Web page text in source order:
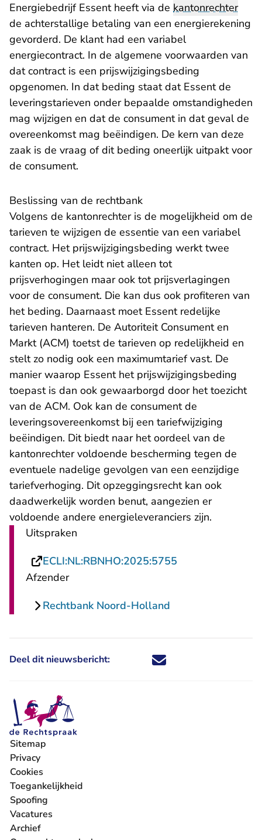
Energiebedrijf Essent heeft via de kantonrechter
de achterstallige betaling van een energierekening
gevorderd. De klant had een variabel
energiecontract. In de algemene voorwaarden van
dat contract is een prijswijzigingsbeding
opgenomen. In dat beding staat dat Essent de
leveringstarieven onder bepaalde omstandigheden
mag wijzigen en dat de consument in dat geval de
overeenkomst mag beëindigen. De kern van deze
zaak is de vraag of dit beding oneerlijk uitpakt voor
de consument.
Beslissing van de rechtbank
Volgens de kantonrechter is de mogelijkheid om de
tarieven te wijzigen de essentie van een variabel
contract. Het prijswijzigingsbeding werkt twee
kanten op. Het leidt niet alleen tot
prijsverhogingen maar ook tot prijsverlagingen
voor de consument. Die kan dus ook profiteren van
het beding. Daarnaast moet Essent redelijke
tarieven hanteren. De Autoriteit Consument en
Markt (ACM) toetst de tarieven op redelijkheid en
stelt zo nodig ook een maximumtarief vast. De
manier waarop Essent het prijswijzigingsbeding
toepast is dan ook gewaarborgd door het toezicht
van de ACM. Ook kan de consument de
leveringsovereenkomst bij een tariefwijziging
beëindigen. Dit biedt naar het oordeel van de
kantonrechter voldoende bescherming tegen de
eventuele nadelige gevolgen van een eenzijdige
tariefverhoging. Dit opzeggingsrecht kan ook
daadwerkelijk worden benut, aangezien er
voldoende andere energieleveranciers zijn.
Uitspraken
ECLI:NL:RBNHO:2025:5755
Afzender
Rechtbank Noord-Holland
Deel dit nieuwsbericht: Deel dit nieuwsbericht via X -
Deel dit nieuwsbericht via
Deel dit nieuwsbericht
Deel dit
Sitemap
Privacy
Cookies
Toegankelijkheid
Spoofing
Vacatures
- U verlaat Rechtspraak.nl
Archief